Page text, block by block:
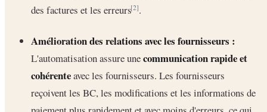
des factures et les erreurs[2].
Amélioration des relations avec les fournisseurs :
L'automatisation assure unecommunication rapide et
cohérenteavec les fournisseurs. Les fournisseurs
reçoivent les BC, les modifications et les informations de